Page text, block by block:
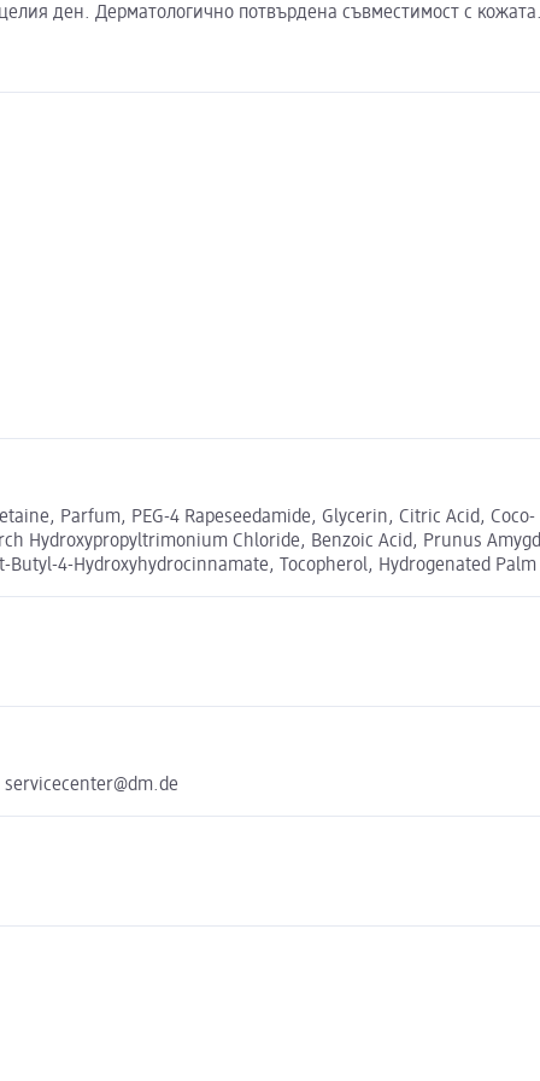
ден. Дерматологично потвърдена съвместимост с
Parfum, PEG-4 Rapeseedamide, Glycerin, Citric Acid,
Hydroxypropyltrimonium Chloride, Benzoic Acid, Prunus
4-Hydroxyhydrocinnamate, Tocopherol, Hydrogenated